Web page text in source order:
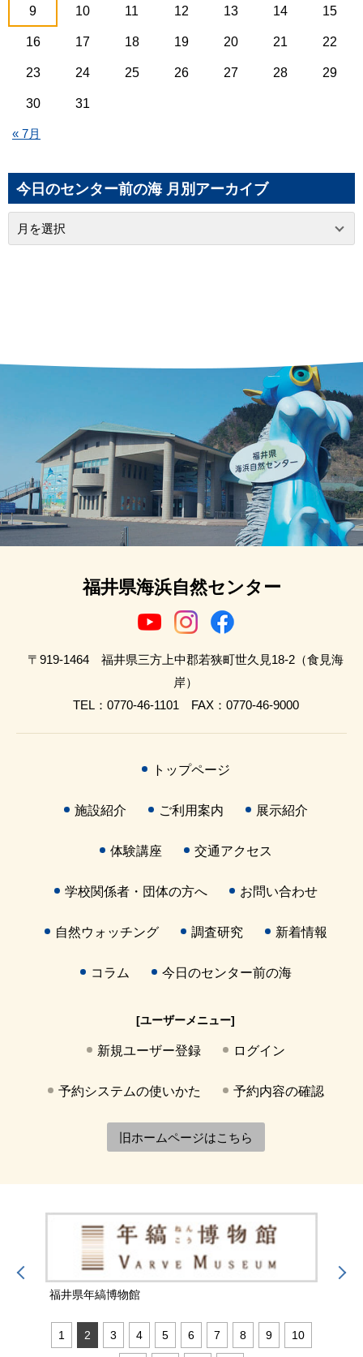
« 7月
9 10 11 12 13 14 15
16 17 18 19 20 21 22
23 24 25 26 27 28 29
30 31
今日のセンター前の海 月別アーカイブ
福井県海浜自然センター
〒919-1464 福井県三方上中郡若狭町世久見18-2（食見海
岸）
TEL：0770-46-1101 FAX：0770-46-9000
トップページ
施設紹介 ご利用案内 展示紹介
体験講座 交通アクセス
学校関係者・団体の方へ お問い合わせ
自然ウォッチング 調査研究 新着情報
コラム 今日のセンター前の海
[ユーザーメニュー]
新規ユーザー登録 ログイン
予約システムの使いかた 予約内容の確認
旧ホームページはこちら
福井県年縞博物館
1 2 3 4 5 6 7 8 9 10